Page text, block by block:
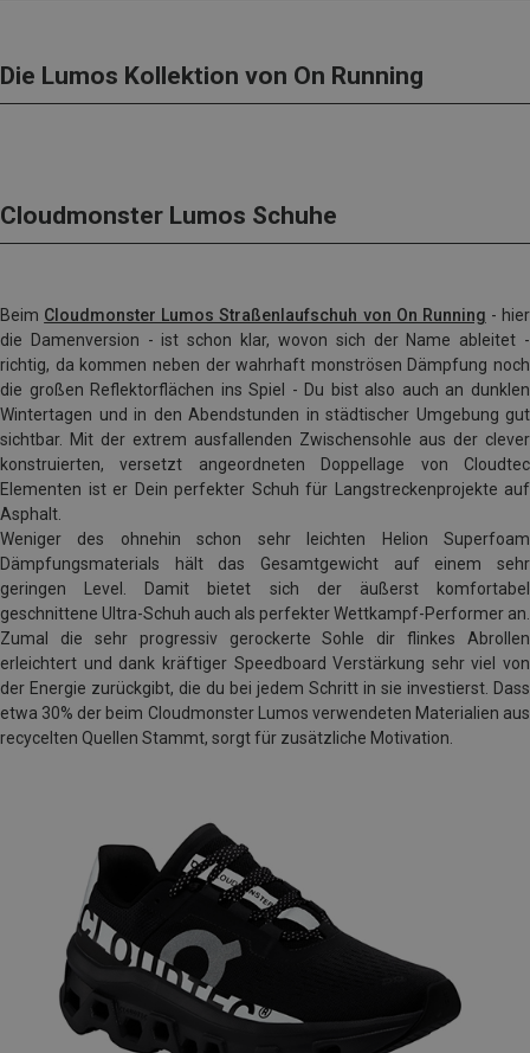
Die Lumos Kollektion von On Running
Cloudmonster Lumos Schuhe
Beim Cloudmonster Lumos Straßenlaufschuh von On Running - hier
die Damenversion - ist schon klar, wovon sich der Name ableitet -
richtig, da kommen neben der wahrhaft monströsen Dämpfung noch
die großen Reflektorflächen ins Spiel - Du bist also auch an dunklen
Wintertagen und in den Abendstunden in städtischer Umgebung gut
sichtbar. Mit der extrem ausfallenden Zwischensohle aus der clever
konstruierten, versetzt angeordneten Doppellage von Cloudtec
Elementen ist er Dein perfekter Schuh für Langstreckenprojekte auf
Asphalt.
Weniger des ohnehin schon sehr leichten Helion Superfoam
Dämpfungsmaterials hält das Gesamtgewicht auf einem sehr
geringen Level. Damit bietet sich der äußerst komfortabel
geschnittene Ultra-Schuh auch als perfekter Wettkampf-Performer an.
Zumal die sehr progressiv gerockerte Sohle dir flinkes Abrollen
erleichtert und dank kräftiger Speedboard Verstärkung sehr viel von
der Energie zurückgibt, die du bei jedem Schritt in sie investierst. Dass
etwa 30% der beim Cloudmonster Lumos verwendeten Materialien aus
recycelten Quellen Stammt, sorgt für zusätzliche Motivation.